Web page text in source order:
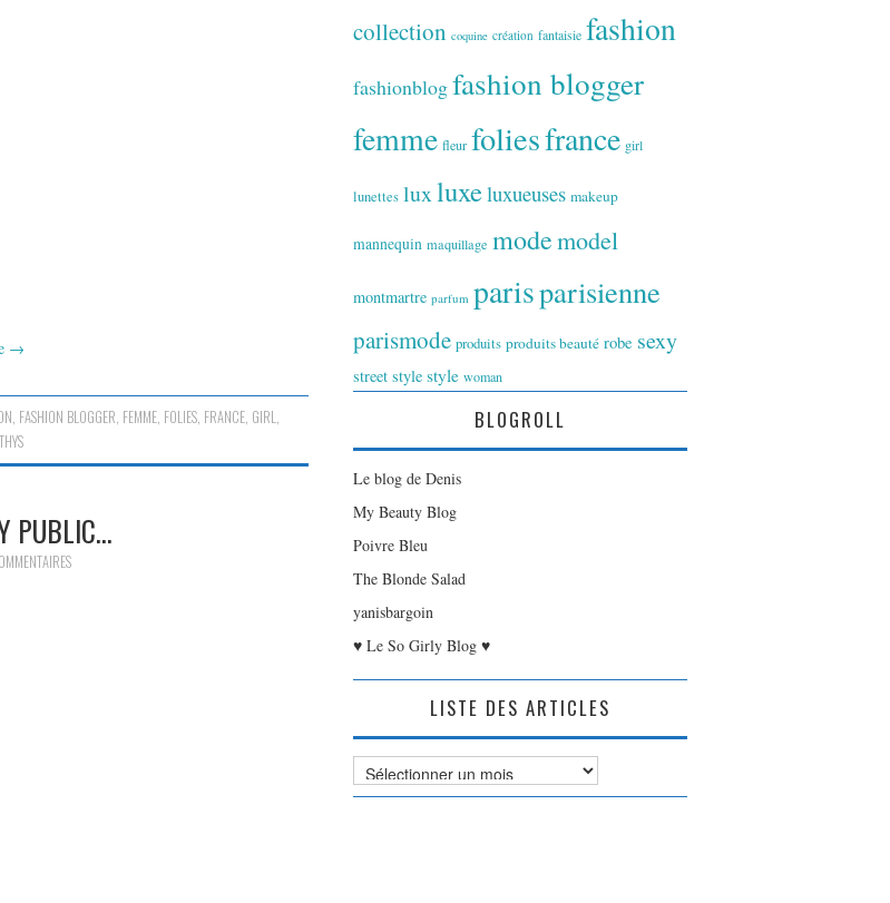
→
, FASHION BLOGGER, FEMME, FOLIES, FRANCE, GIRL,
PUBLIC…
collection coquine création fantaisie fashion
fashionblogfashion blogger
femme fleur foliesfrance girl
lunettes luxluxeluxueuses makeup
mannequin maquillage modemodel
montmartre parfum parisparisienne
parismode produits produits beauté robe sexy
street style style woman
BLOGROLL
Le blog de Denis
My Beauty Blog
Poivre Bleu
The Blonde Salad
yanisbargoin
♥ Le So Girly Blog ♥
LISTE DES ARTICLES
Liste
des